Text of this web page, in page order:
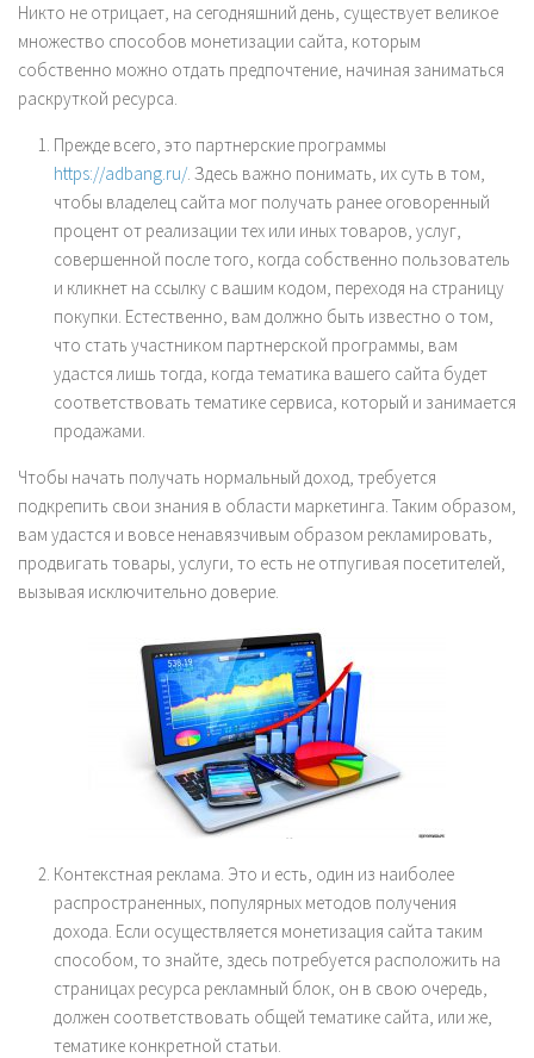
Никто не отрицает, на сегодняшний день, существует великое
множество способов монетизации сайта, которым
собственно можно отдать предпочтение, начиная заниматься
раскруткой ресурса.
Прежде всего, это партнерские программы
https://adbang.ru/. Здесь важно понимать, их суть в том,
чтобы владелец сайта мог получать ранее оговоренный
процент от реализации тех или иных товаров, услуг,
совершенной после того, когда собственно пользователь
и кликнет на ссылку с вашим кодом, переходя на страницу
покупки. Естественно, вам должно быть известно о том,
что стать участником партнерской программы, вам
удастся лишь тогда, когда тематика вашего сайта будет
соответствовать тематике сервиса, который и занимается
продажами.
Чтобы начать получать нормальный доход, требуется
подкрепить свои знания в области маркетинга. Таким образом,
вам удастся и вовсе ненавязчивым образом рекламировать,
продвигать товары, услуги, то есть не отпугивая посетителей,
вызывая исключительно доверие.
Контекстная реклама. Это и есть, один из наиболее
распространенных, популярных методов получения
дохода. Если осуществляется монетизация сайта таким
способом, то знайте, здесь потребуется расположить на
страницах ресурса рекламный блок, он в свою очередь,
должен соответствовать общей тематике сайта, или же,
тематике конкретной статьи.